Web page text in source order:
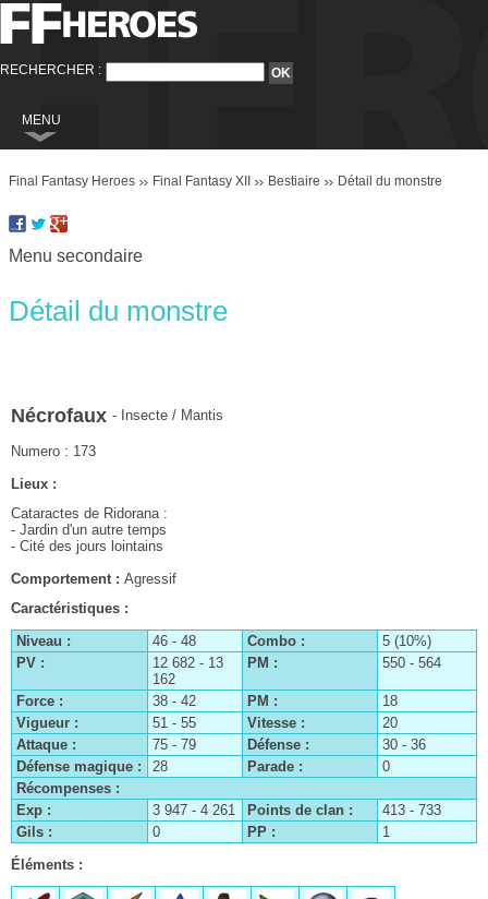
RECHERCHER :
MENU
Final Fantasy VIII
Final Fantasy X
Final Fantasy XIII
Final Fantasy XIII-2
Final Fantasy Heroes Final Fantasy XII Bestiaire Détail du monstre
Menu secondaire
Détail du monstre
Nécrofaux - Insecte / Mantis
Numero : 173
Lieux :
Cataractes de Ridorana :
- Jardin d'un autre temps
- Cité des jours lointains
Comportement : Agressif
Caractéristiques :
Niveau :
46 - 48 Combo :
5 (10%)
PV :
12 682 - 13
162
PM : 550 - 564
Force : 38 - 42 PM :
18
Vigueur :
51 - 55 Vitesse :
20
Attaque :
75 - 79 Défense :
30 - 36
Défense magique :
28 Parade :
0
Récompenses :
Exp :
3 947 - 4 261 Points de clan :
413 - 733
Gils :
0 PP :
1
Éléments :